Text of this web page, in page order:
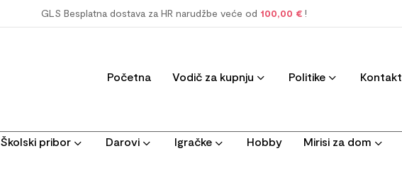
GLS Besplatna dostava za HR narudžbe veće od 100,00 € !
Početna Vodič za kupnju Politike Kontakt
Školski pribor Darovi Igračke Hobby Mirisi za dom